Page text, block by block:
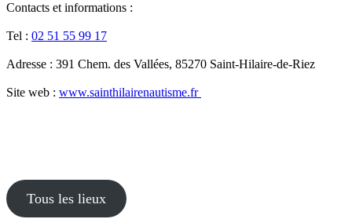
Contacts et informations :
Tel : 02 51 55 99 17
Adresse : 391 Chem. des Vallées, 85270 Saint-Hilaire-de-Riez
Site web : www.sainthilairenautisme.fr
Tous les lieux